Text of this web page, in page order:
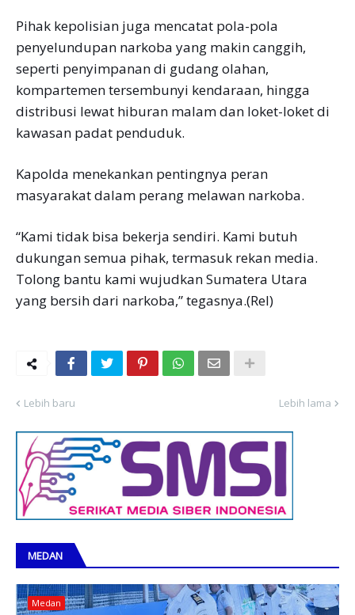
Pihak kepolisian juga mencatat pola-pola
penyelundupan narkoba yang makin canggih,
seperti penyimpanan di gudang olahan,
kompartemen tersembunyi kendaraan, hingga
distribusi lewat hiburan malam dan loket-loket di
kawasan padat penduduk.
Kapolda menekankan pentingnya peran
masyarakat dalam perang melawan narkoba.
“Kami tidak bisa bekerja sendiri. Kami butuh
dukungan semua pihak, termasuk rekan media.
Tolong bantu kami wujudkan Sumatera Utara
yang bersih dari narkoba,” tegasnya.(Rel)
Lebih baru Lebih lama
MEDAN
Medan